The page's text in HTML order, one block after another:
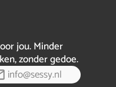
jou. Minder
zonder gedoe.
info@sessy.nl